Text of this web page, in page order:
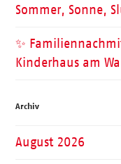
Sommer, Sonne,
✨
Kinderhaus am
Archiv
August 2026